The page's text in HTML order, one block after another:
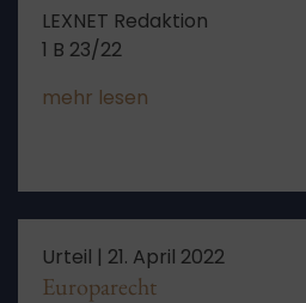
LEXNET Redaktion
1 B 23/22
mehr lesen
Urteil | 21. April 2022
Europarecht